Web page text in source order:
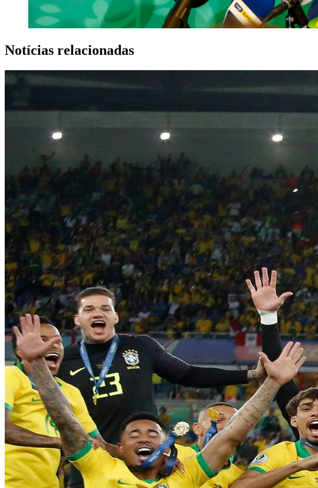
Notícias relacionadas